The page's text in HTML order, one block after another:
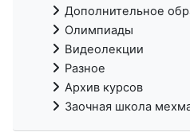
Дополнительное
Олимпиады
Видеолекции
Разное
Архив курсов
Заочная школа